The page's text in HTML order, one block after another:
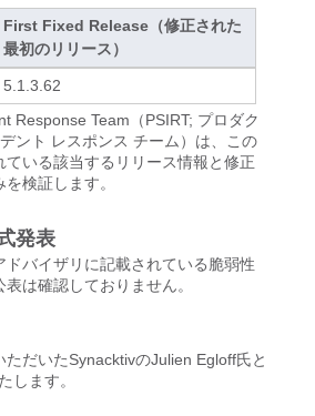
First Fixed Release（修正された
最初のリリース）
5.1.3.62
Response Team（PSIRT; プロダク
ント レスポンス チーム）は、この
ている該当するリリース情報と修正
検証します。
発表
バイザリに記載されている脆弱性
は確認しておりません。
ただいたSynacktivのJulien Egloff氏と
します。